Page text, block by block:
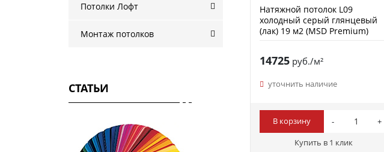
Потолки Лофт
Монтаж потолков
СТАТЬИ
Натяжной потолок L09
холодный серый глянцевый
(лак) 19 м2 (MSD Premium)
14725руб./м²
уточнить наличие
В корзину
Купить в 1 клик